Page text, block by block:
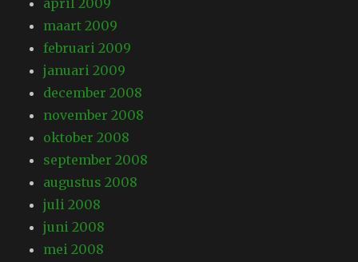
maart 2009
februari 2009
januari 2009
december 2008
november 2008
oktober 2008
september 2008
augustus 2008
juli 2008
juni 2008
mei 2008